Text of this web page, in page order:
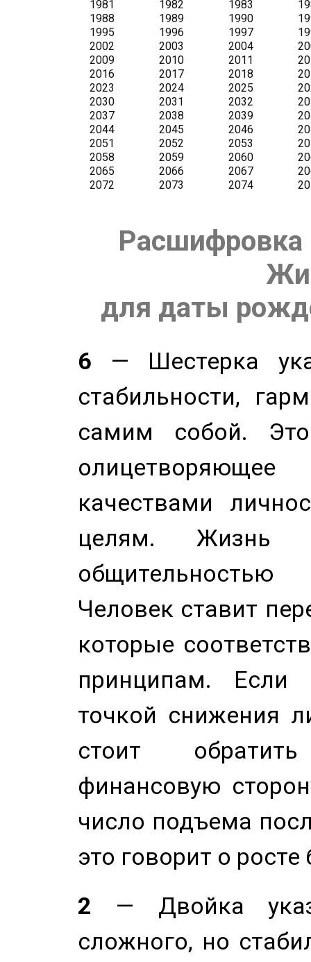
Расшифровка
для даты
6 — Шестерка
стабильности,
самим собой.
качествами
целям. Жизнь
Человек ставит
которые
принципам. Если
точкой снижения
стоит
финансовую
число подъема
это говорит о
2 — Двойка
сложного, но